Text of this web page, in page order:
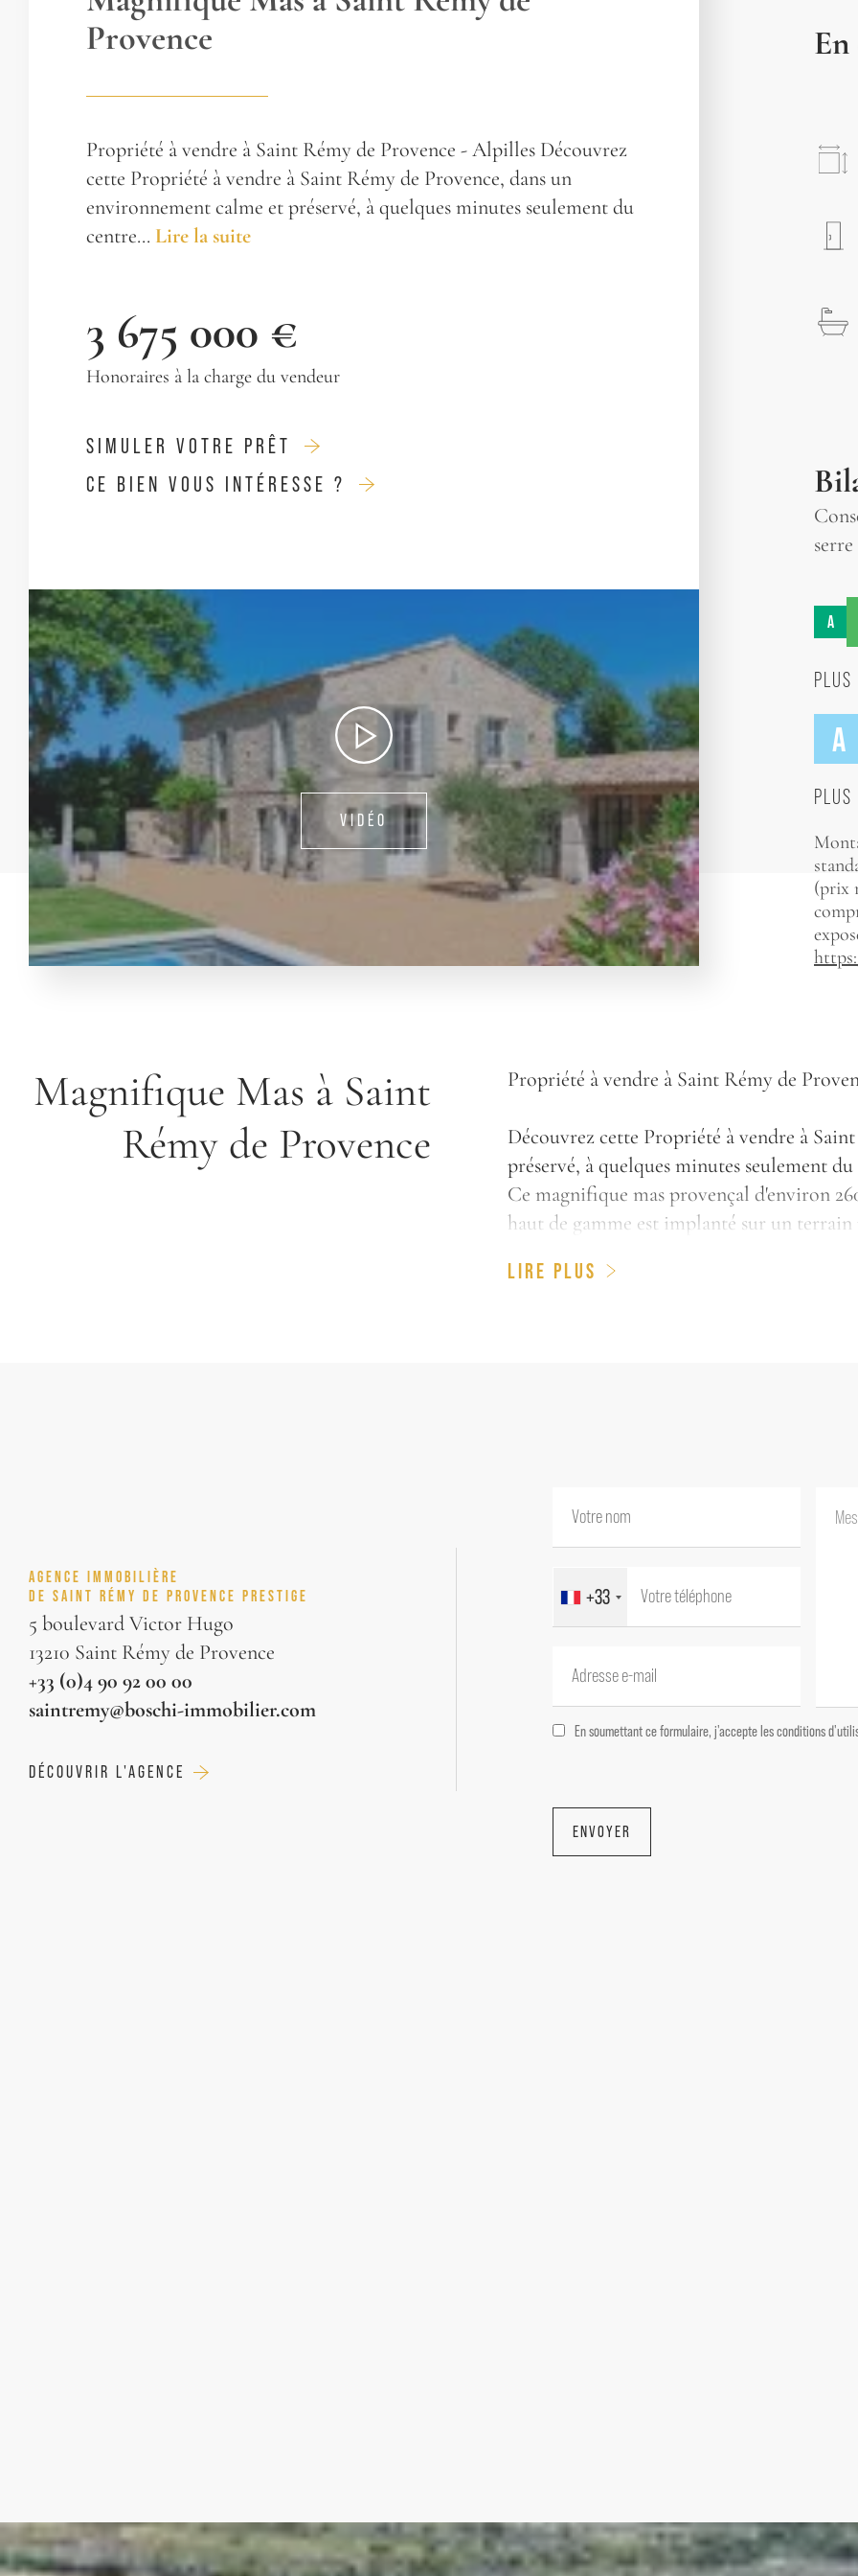
Provence
Propriété à vendre à Saint Rémy de Provence - Alpilles Découvrez
cette Propriété à vendre à Saint Rémy de Provence, dans un
environnement calme et préservé, à quelques minutes seulement du
centre... Lire la suite
3 675 000 €
Honoraires à la charge du vendeur
SIMULER VOTRE PRÊT
CE BIEN VOUS INTÉRESSE ?
VIDÉO
serre
A
A
(prix
Magnifique Mas à Saint
Rémy de Provence
Propriété à vendre à Saint Rémy de
Découvrez cette Propriété à vendre à
préservé, à quelques minutes seulement
Ce magnifique mas provençal d'environ
haut de gamme est implanté sur un terrain
À l’extérieur, le jardin paysager
Ce mas rare à la vente constitue une
Cette Propriété est à vendre à l'agence
--Rez de chaussée--
LIRE PLUS
AGENCE IMMOBILIÈRE
DE SAINT RÉMY DE PROVENCE PRESTIGE
5 boulevard Victor Hugo
13210 Saint Rémy de Provence
+33 (0)4 90 92 00 00
saintremy@boschi-immobilier.com
DÉCOUVRIR L'AGENCE
+33
En soumettant ce formulaire, j'accepte les conditions
ENVOYER